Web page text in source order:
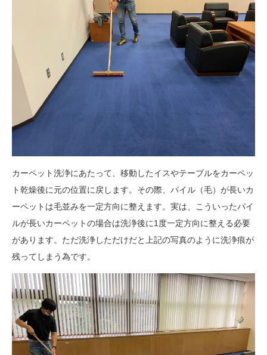
カーペット洗浄にあたって、移動したイスやテーブルをカーペッ
ト乾燥後に元の位置に戻します。その際、パイル（毛）が長いカ
ーペットは毛並みを一定方向に整えます。実は、こういったパイ
ルが長いカーペットの場合は洗浄後に1度一定方向に整える必要
があります。ただ洗浄しただけだと上記の写真のように洗浄痕が
残ってしまう為です。